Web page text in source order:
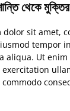
থেকে
dolor sit amet,
tempor
aliqua. Ut